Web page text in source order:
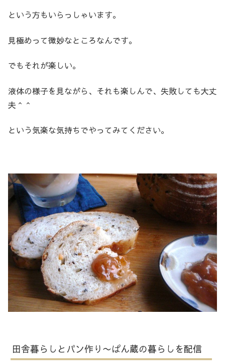
という方もいらっしゃいます。
見極めって微妙なところなんです。
でもそれが楽しい。
液体の様子を見ながら、それも楽しんで、失敗しても大丈
夫＾＾
という気楽な気持ちでやってみてください。
田舎暮らしとパン作り〜ぱん蔵の暮らしを配信